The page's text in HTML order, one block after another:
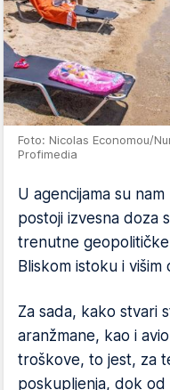
Foto: Nicolas Economou/
Profimedia
U agencijama su
postoji izvesna doza
trenutne
Bliskom istoku i
Za sada, kako stvari
aranžmane, kao i
troškove, to jest, za
poskupljenja, dok od